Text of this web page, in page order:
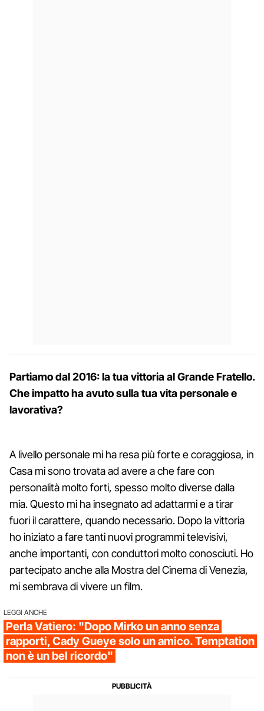
Partiamo dal 2016: la tua vittoria al Grande Fratello.
Che impatto ha avuto sulla tua vita personale e
lavorativa?
A livello personale mi ha resa più forte e coraggiosa, in
Casa mi sono trovata ad avere a che fare con
personalità molto forti, spesso molto diverse dalla
mia. Questo mi ha insegnato ad adattarmi e a tirar
fuori il carattere, quando necessario. Dopo la vittoria
ho iniziato a fare tanti nuovi programmi televisivi,
anche importanti, con conduttori molto conosciuti. Ho
partecipato anche alla Mostra del Cinema di Venezia,
mi sembrava di vivere un film.
LEGGI ANCHE
Perla Vatiero: "Dopo Mirko un anno senza
rapporti, Cady Gueye solo un amico. Temptation
non è un bel ricordo"